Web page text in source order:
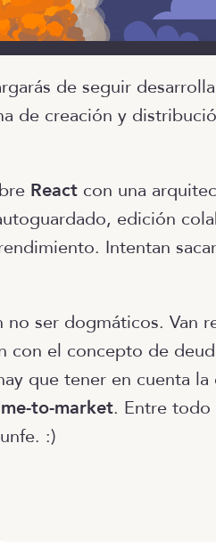
de seguir
de creación y
React con una
edición
Intentan
ser dogmáticos. Van
con el concepto de
que tener en cuenta la
to-market. Entre
:)